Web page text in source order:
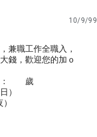
10/9/99
兼職工作全職入，
錢，歡迎您的加ｏ
： 歲